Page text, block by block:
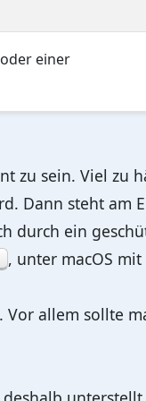
einer
zu sein. Viel zu
Dann steht am
durch ein
, unter macOS mit
Vor allem sollte